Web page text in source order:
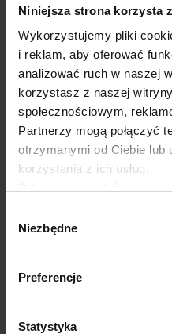
Niniejsza strona korzysta
Wykorzystujemy pliki
i reklam, aby oferować
analizować ruch w naszej
korzystasz z naszej
społecznościowym,
Partnerzy mogą połączyć
otrzymanymi od Ciebie lub
korzystania z ich usług.
oferowanych na naszej
zgody
Niezbędne
Preferencje
Statystyka
Prowadząca
Zofia Szynal
Absolwentka
SWPS,
poznawczo-
wrocławskiej
Ekspertka